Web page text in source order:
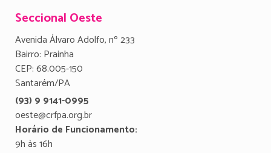
Seccional Oeste
Avenida Álvaro Adolfo, nº 233
Bairro: Prainha
CEP: 68.005-150
Santarém/PA
(93) 9 9141-0995
oeste@crfpa.org.br
Horário de Funcionamento:
9h às 16h